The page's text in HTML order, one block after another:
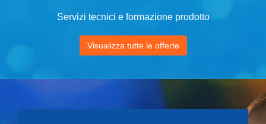
Servizi tecnici e formazione prodotto
Visualizza tutte le offerte